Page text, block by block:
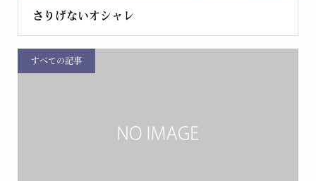
さりげないオシャレ
すべての記事